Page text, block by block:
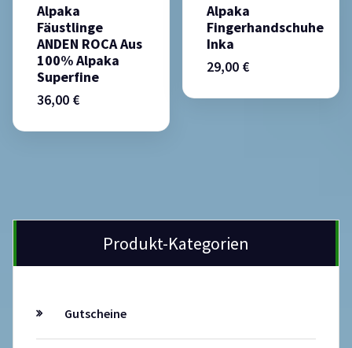
Alpaka
Fäustlinge
ANDEN ROCA Aus
100% Alpaka
Superfine
36,00 €
Alpaka
Fingerhandschuhe
Inka
29,00 €
Produkt-Kategorien
Gutscheine